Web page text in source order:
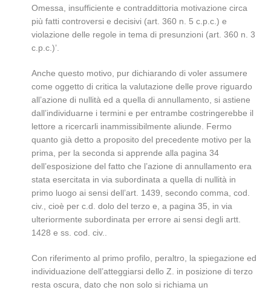
Omessa, insufficiente e contraddittoria motivazione circa
più fatti controversi e decisivi (art. 360 n. 5 c.p.c.) e
violazione delle regole in tema di presunzioni (art. 360 n. 3
c.p.c.)’.
Anche questo motivo, pur dichiarando di voler assumere
come oggetto di critica la valutazione delle prove riguardo
all’azione di nullità ed a quella di annullamento, si astiene
dall’individuarne i termini e per entrambe costringerebbe il
lettore a ricercarli inammissibilmente aliunde. Fermo
quanto già detto a proposito del precedente motivo per la
prima, per la seconda si apprende alla pagina 34
dell’esposizione del fatto che l’azione di annullamento era
stata esercitata in via subordinata a quella di nullità in
primo luogo ai sensi dell’art. 1439, secondo comma, cod.
civ., cioè per c.d. dolo del terzo e, a pagina 35, in via
ulteriormente subordinata per errore ai sensi degli artt.
1428 e ss. cod. civ..
Con riferimento al primo profilo, peraltro, la spiegazione ed
individuazione dell’atteggiarsi dello Z. in posizione di terzo
resta oscura, dato che non solo si richiama un